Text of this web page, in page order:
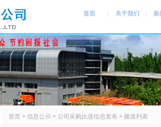
首页 关于我们 新
首页 > 信息公示 > 公司采购比选信息发布 > 频道列表